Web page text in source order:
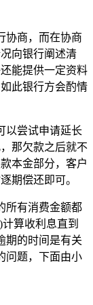
协商，而在协商
向银行阐述清
能提供一定资料
此银行方会酌情
以尝试申请延长
那欠款之后就不
本金部分，客户
期偿还即可。
所有消费金额都
算收利息直到
期的时间是有关
问题，下面由小